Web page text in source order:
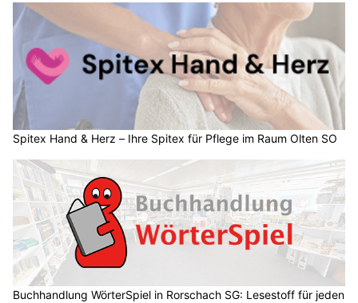
Spitex Hand & Herz – Ihre Spitex für Pflege im Raum Olten SO
Buchhandlung WörterSpiel in Rorschach SG: Lesestoff für jeden